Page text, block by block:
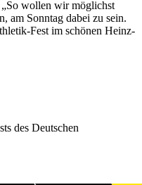
wollen wir möglichst
am Sonntag dabei zu sein.
Fest im schönen Heinz-
des Deutschen